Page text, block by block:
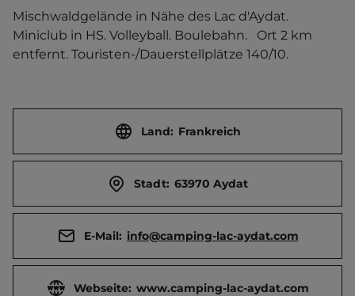
Mischwaldgelände in Nähe des Lac d'Aydat.
Miniclub in HS. Volleyball. Boulebahn.   Ort 2 km
entfernt. Touristen-/Dauerstellplätze 140/10.
Land: Frankreich
Stadt: 63970 Aydat
E-Mail: info@camping-lac-aydat.com
Webseite: www.camping-lac-aydat.com